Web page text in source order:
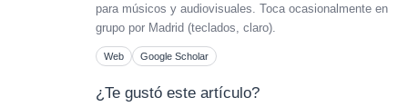
para músicos y audiovisuales. Toca ocasionalmente en
grupo por Madrid (teclados, claro).
Web Google Scholar
¿Te gustó este artículo?